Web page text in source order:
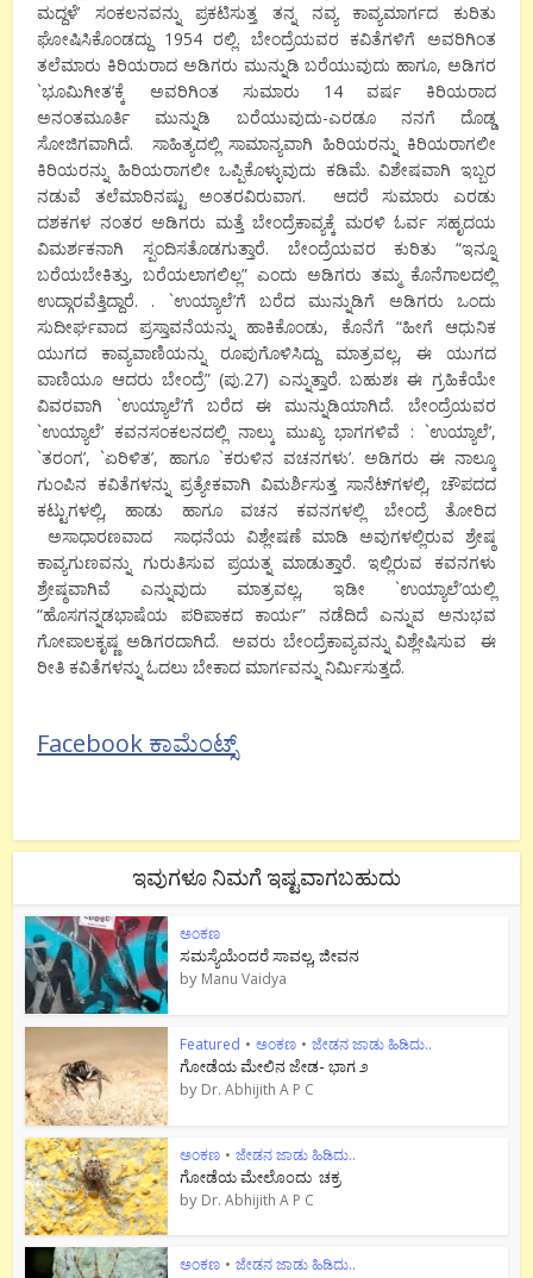
ಮದ್ದಳೆ’ ಸಂಕಲನವನ್ನು ಪ್ರಕಟಿಸುತ್ತ ತನ್ನ ನವ್ಯ ಕಾವ್ಯಮಾರ್ಗದ ಕುರಿತು
ಘೋಷಿಸಿಕೊಂಡದ್ದು 1954 ರಲ್ಲಿ. ಬೇಂದ್ರೆಯವರ ಕವಿತೆಗಳಿಗೆ ಅವರಿಗಿಂತ
ತಲೆಮಾರು ಕಿರಿಯರಾದ ಅಡಿಗರು ಮುನ್ನುಡಿ ಬರೆಯುವುದು ಹಾಗೂ, ಅಡಿಗರ
`ಭೂಮಿಗೀತ’ಕ್ಕೆ ಅವರಿಗಿಂತ ಸುಮಾರು 14 ವರ್ಷ ಕಿರಿಯರಾದ
ಅನಂತಮೂರ್ತಿ ಮುನ್ನುಡಿ ಬರೆಯುವುದು-ಎರಡೂ ನನಗೆ ದೊಡ್ಡ
ಸೋಜಿಗವಾಗಿದೆ. ಸಾಹಿತ್ಯದಲ್ಲಿ ಸಾಮಾನ್ಯವಾಗಿ ಹಿರಿಯರನ್ನು ಕಿರಿಯರಾಗಲೀ
ಕಿರಿಯರನ್ನು ಹಿರಿಯರಾಗಲೀ ಒಪ್ಪಿಕೊಳ್ಳುವುದು ಕಡಿಮೆ. ವಿಶೇಷವಾಗಿ ಇಬ್ಬರ
ನಡುವೆ ತಲೆಮಾರಿನಷ್ಟು ಅಂತರವಿರುವಾಗ. ಆದರೆ ಸುಮಾರು ಎರಡು
ದಶಕಗಳ ನಂತರ ಅಡಿಗರು ಮತ್ತೆ ಬೇಂದ್ರೆಕಾವ್ಯಕ್ಕೆ ಮರಳಿ ಓರ್ವ ಸಹೃದಯ
ವಿಮರ್ಶಕನಾಗಿ ಸ್ಪಂದಿಸತೊಡಗುತ್ತಾರೆ. ಬೇಂದ್ರೆಯವರ ಕುರಿತು “ಇನ್ನೂ
ಬರೆಯಬೇಕಿತ್ತು, ಬರೆಯಲಾಗಲಿಲ್ಲ” ಎಂದು ಅಡಿಗರು ತಮ್ಮ ಕೊನೆಗಾಲದಲ್ಲಿ
ಉದ್ಗಾರವೆತ್ತಿದ್ದಾರೆ. . `ಉಯ್ಯಾಲೆ’ಗೆ ಬರೆದ ಮುನ್ನುಡಿಗೆ ಅಡಿಗರು ಒಂದು
ಸುದೀರ್ಘವಾದ ಪ್ರಸ್ತಾವನೆಯನ್ನು ಹಾಕಿಕೊಂಡು, ಕೊನೆಗೆ “ಹೀಗೆ ಆಧುನಿಕ
ಯುಗದ ಕಾವ್ಯವಾಣಿಯನ್ನು ರೂಪುಗೊಳಿಸಿದ್ದು ಮಾತ್ರವಲ್ಲ, ಈ ಯುಗದ
ವಾಣಿಯೂ ಆದರು ಬೇಂದ್ರೆ” (ಪು.27) ಎನ್ನುತ್ತಾರೆ. ಬಹುಶಃ ಈ ಗ್ರಹಿಕೆಯೇ
ವಿವರವಾಗಿ `ಉಯ್ಯಾಲೆ’ಗೆ ಬರೆದ ಈ ಮುನ್ನುಡಿಯಾಗಿದೆ. ಬೇಂದ್ರೆಯವರ
`ಉಯ್ಯಾಲೆ’ ಕವನಸಂಕಲನದಲ್ಲಿ ನಾಲ್ಕು ಮುಖ್ಯ ಭಾಗಗಳಿವೆ : `ಉಯ್ಯಾಲೆ’,
`ತರಂಗ’, `ಏರಿಳಿತ’, ಹಾಗೂ `ಕರುಳಿನ ವಚನಗಳು’. ಅಡಿಗರು ಈ ನಾಲ್ಕೂ
ಗುಂಪಿನ ಕವಿತೆಗಳನ್ನು ಪ್ರತ್ಯೇಕವಾಗಿ ವಿಮರ್ಶಿಸುತ್ತ ಸಾನೆಟ್‍ಗಳಲ್ಲಿ, ಚೌಪದದ
ಕಟ್ಟುಗಳಲ್ಲಿ, ಹಾಡು ಹಾಗೂ ವಚನ ಕವನಗಳಲ್ಲಿ ಬೇಂದ್ರೆ ತೋರಿದ
ಅಸಾಧಾರಣವಾದ ಸಾಧನೆಯ ವಿಶ್ಲೇಷಣೆ ಮಾಡಿ ಅವುಗಳಲ್ಲಿರುವ ಶ್ರೇಷ್ಠ
ಕಾವ್ಯಗುಣವನ್ನು ಗುರುತಿಸುವ ಪ್ರಯತ್ನ ಮಾಡುತ್ತಾರೆ. ಇಲ್ಲಿರುವ ಕವನಗಳು
ಶ್ರೇಷ್ಠವಾಗಿವೆ ಎನ್ನುವುದು ಮಾತ್ರವಲ್ಲ, ಇಡೀ `ಉಯ್ಯಾಲೆ’ಯಲ್ಲಿ
“ಹೊಸಗನ್ನಡಭಾಷೆಯ ಪರಿಪಾಕದ ಕಾರ್ಯ” ನಡೆದಿದೆ ಎನ್ನುವ ಅನುಭವ
ಗೋಪಾಲಕೃಷ್ಣ ಅಡಿಗರದಾಗಿದೆ. ಅವರು ಬೇಂದ್ರೆಕಾವ್ಯವನ್ನು ವಿಶ್ಲೇಷಿಸುವ ಈ
ರೀತಿ ಕವಿತೆಗಳನ್ನು ಓದಲು ಬೇಕಾದ ಮಾರ್ಗವನ್ನು ನಿರ್ಮಿಸುತ್ತದೆ.
Facebook ಕಾಮೆಂಟ್ಸ್
ಇವುಗಳೂ ನಿಮಗೆ ಇಷ್ಟವಾಗಬಹುದು
ಅಂಕಣ
ಸಮಸ್ಯೆಯೆಂದರೆ ಸಾವಲ್ಲ, ಜೀವನ
by Manu Vaidya
Featured • ಅಂಕಣ • ಜೇಡನ ಜಾಡು ಹಿಡಿದು..
ಗೋಡೆಯ ಮೇಲಿನ ಜೇಡ- ಭಾಗ ೨
by Dr. Abhijith A P C
ಅಂಕಣ • ಜೇಡನ ಜಾಡು ಹಿಡಿದು..
ಗೋಡೆಯ ಮೇಲೊಂದು ಚಕ್ರ
by Dr. Abhijith A P C
ಅಂಕಣ • ಜೇಡನ ಜಾಡು ಹಿಡಿದು..